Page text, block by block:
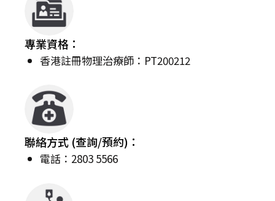
專業資格：
香港註冊物理治療師：PT200212
聯絡方式 (查詢/預約)：
電話：2803 5566